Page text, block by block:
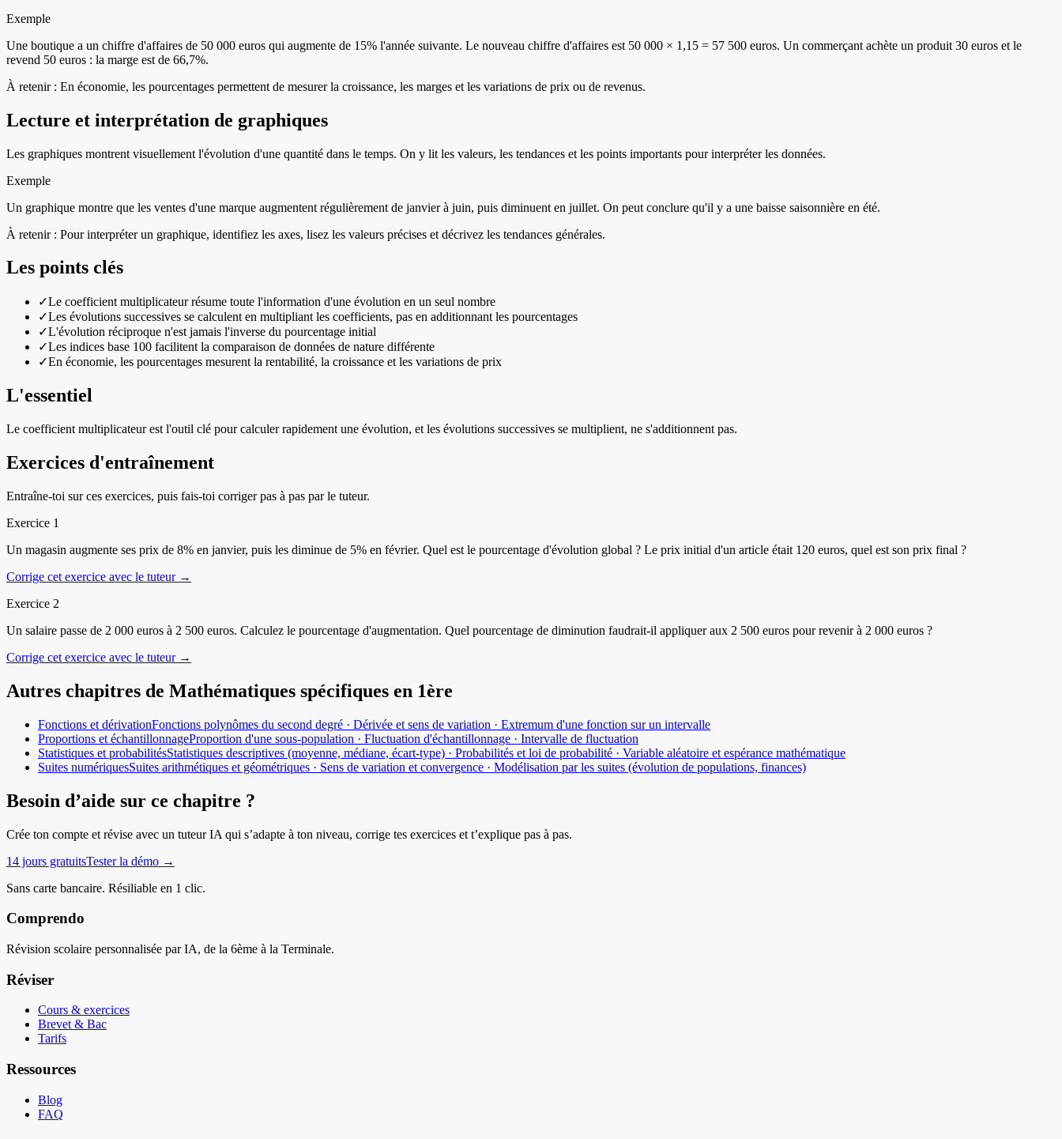
Exemple
Une boutique a un chiffre d'affaires de 50 000 euros qui augmente de 15% l'année suivante. Le nouveau chiffre d'affaires est 50 000 × 1,15 = 57 500 euros. Un commerçant achète un produit 30 euros et le
revend 50 euros : la marge est de 66,7%.
À retenir : En économie, les pourcentages permettent de mesurer la croissance, les marges et les variations de prix ou de revenus.
Lecture et interprétation de graphiques
Les graphiques montrent visuellement l'évolution d'une quantité dans le temps. On y lit les valeurs, les tendances et les points importants pour interpréter les données.
Exemple
Un graphique montre que les ventes d'une marque augmentent régulièrement de janvier à juin, puis diminuent en juillet. On peut conclure qu'il y a une baisse saisonnière en été.
À retenir : Pour interpréter un graphique, identifiez les axes, lisez les valeurs précises et décrivez les tendances générales.
Les points clés
✓Le coefficient multiplicateur résume toute l'information d'une évolution en un seul nombre
✓Les évolutions successives se calculent en multipliant les coefficients, pas en additionnant les pourcentages
✓L'évolution réciproque n'est jamais l'inverse du pourcentage initial
✓Les indices base 100 facilitent la comparaison de données de nature différente
✓En économie, les pourcentages mesurent la rentabilité, la croissance et les variations de prix
L'essentiel
Le coefficient multiplicateur est l'outil clé pour calculer rapidement une évolution, et les évolutions successives se multiplient, ne s'additionnent pas.
Exercices d'entraînement
Entraîne-toi sur ces exercices, puis fais-toi corriger pas à pas par le tuteur.
Exercice 1
Un magasin augmente ses prix de 8% en janvier, puis les diminue de 5% en février. Quel est le pourcentage d'évolution global ? Le prix initial d'un article était 120 euros, quel est son prix final ?
Corrige cet exercice avec le tuteur →
Exercice 2
Un salaire passe de 2 000 euros à 2 500 euros. Calculez le pourcentage d'augmentation. Quel pourcentage de diminution faudrait-il appliquer aux 2 500 euros pour revenir à 2 000 euros ?
Corrige cet exercice avec le tuteur →
Autres chapitres de Mathématiques spécifiques en 1ère
Fonctions et dérivationFonctions polynômes du second degré · Dérivée et sens de variation · Extremum d'une fonction sur un intervalle
Proportions et échantillonnageProportion d'une sous-population · Fluctuation d'échantillonnage · Intervalle de fluctuation
Statistiques et probabilitésStatistiques descriptives (moyenne, médiane, écart-type) · Probabilités et loi de probabilité · Variable aléatoire et espérance mathématique
Suites numériquesSuites arithmétiques et géométriques · Sens de variation et convergence · Modélisation par les suites (évolution de populations, finances)
Besoin d’aide sur ce chapitre ?
Crée ton compte et révise avec un tuteur IA qui s’adapte à ton niveau, corrige tes exercices et t’explique pas à pas.
14 jours gratuitsTester la démo →
Sans carte bancaire. Résiliable en 1 clic.
Comprendo
Révision scolaire personnalisée par IA, de la 6ème à la Terminale.
Réviser
Cours & exercices
Brevet & Bac
Tarifs
Ressources
Blog
FAQ